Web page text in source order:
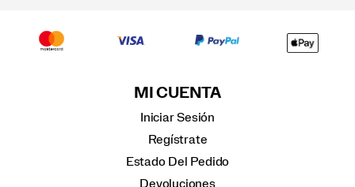
MI CUENTA
Iniciar Sesión
Regístrate
Estado Del Pedido
Devoluciones